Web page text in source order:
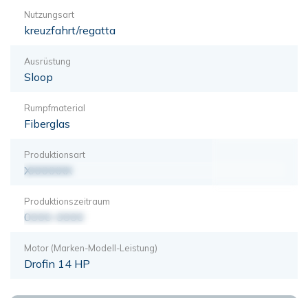
Nutzungsart
kreuzfahrt/regatta
Ausrüstung
Sloop
Rumpfmaterial
Fiberglas
Produktionsart
XXXXXXX
Produktionszeitraum
0000-0000
Motor (Marken-Modell-Leistung)
Drofin 14 HP